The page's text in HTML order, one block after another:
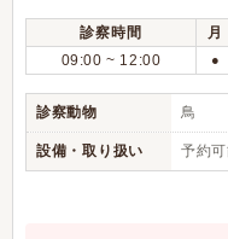
診察時間 月
09:00 ~ 12:00
●
診察動物 鳥
設備・取り扱い 予約